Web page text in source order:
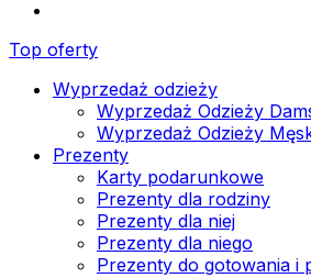
Top oferty
Wyprzedaż odzieży
Wyprzedaż Odzieży
Wyprzedaż Odzieży
Prezenty
Karty podarunkowe
Prezenty dla rodziny
Prezenty dla niej
Prezenty dla niego
Prezenty do gotowania i